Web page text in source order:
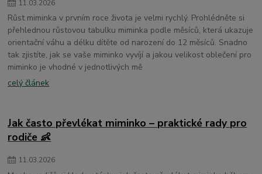
dětské osušky s kapucí
11.03.2026
Růst miminka v prvním roce života je velmi rychlý. Prohlédněte si
přehlednou růstovou tabulku miminka podle měsíců, která ukazuje
orientační váhu a délku dítěte od narození do 12 měsíců. Snadno
tak zjistíte, jak se vaše miminko vyvíjí a jakou velikost oblečení pro
miminko je vhodné v jednotlivých mě
celý článek
Jak často převlékat miminko – praktické rady pro
rodiče 👶
11.03.2026